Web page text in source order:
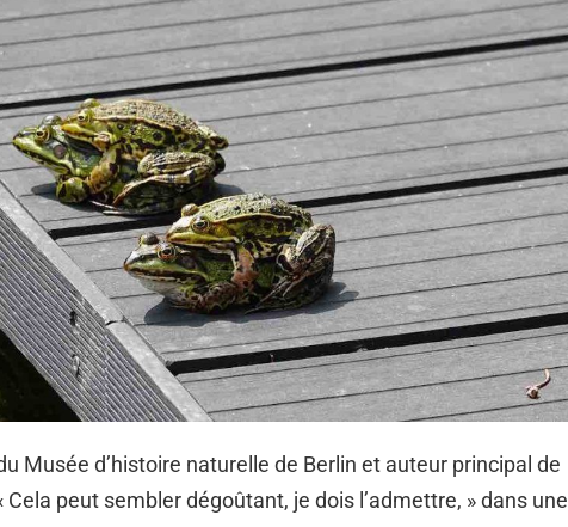
Musée d’histoire naturelle de Berlin et auteur principal de
Cela peut sembler dégoûtant, je dois l’admettre, » dans une